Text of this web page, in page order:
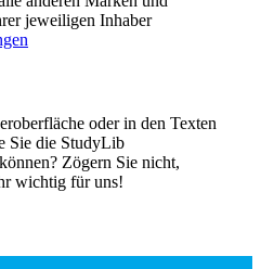
jeweiligen Inhaber
oder in den Texten
Sie die StudyLib
Zögern Sie nicht,
wichtig für uns!